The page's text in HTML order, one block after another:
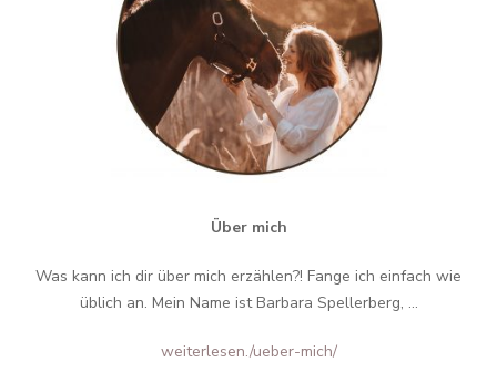
Über mich
Was kann ich dir über mich erzählen?! Fange ich einfach wie
üblich an. Mein Name ist Barbara Spellerberg, ...
weiterlesen./ueber-mich/